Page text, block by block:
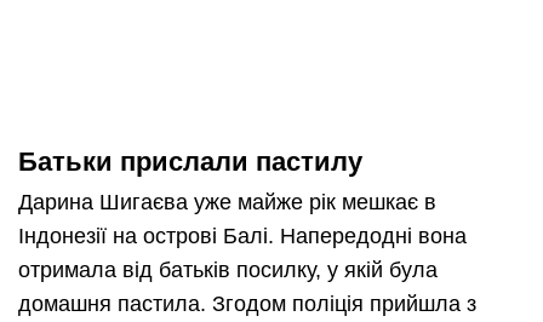
Батьки прислали пастилу
Дарина Шигаєва уже майже рік мешкає в
Індонезії на острові Балі. Напередодні вона
отримала від батьків посилку, у якій була
домашня пастила. Згодом поліція прийшла з